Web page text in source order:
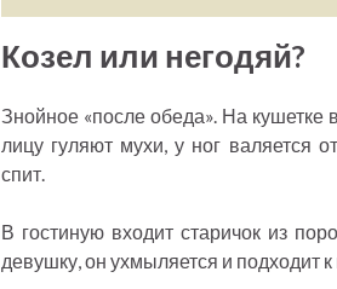
Козел или негодяй?
Знойное «после обеда». На
лицу гуляют мухи, у ног валяется
спит.
В гостиную входит старичок из
девушку, он ухмыляется и подходит